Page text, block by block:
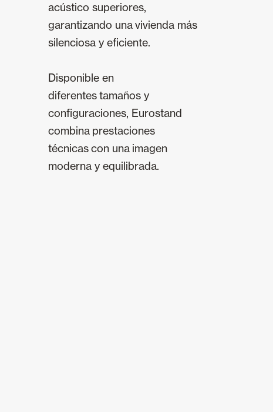
acústico superiores,
garantizando una vivienda más
silenciosa y eficiente.
Disponible en
diferentes tamaños y
configuraciones, Eurostand
combina prestaciones
técnicas con una imagen
moderna y equilibrada.